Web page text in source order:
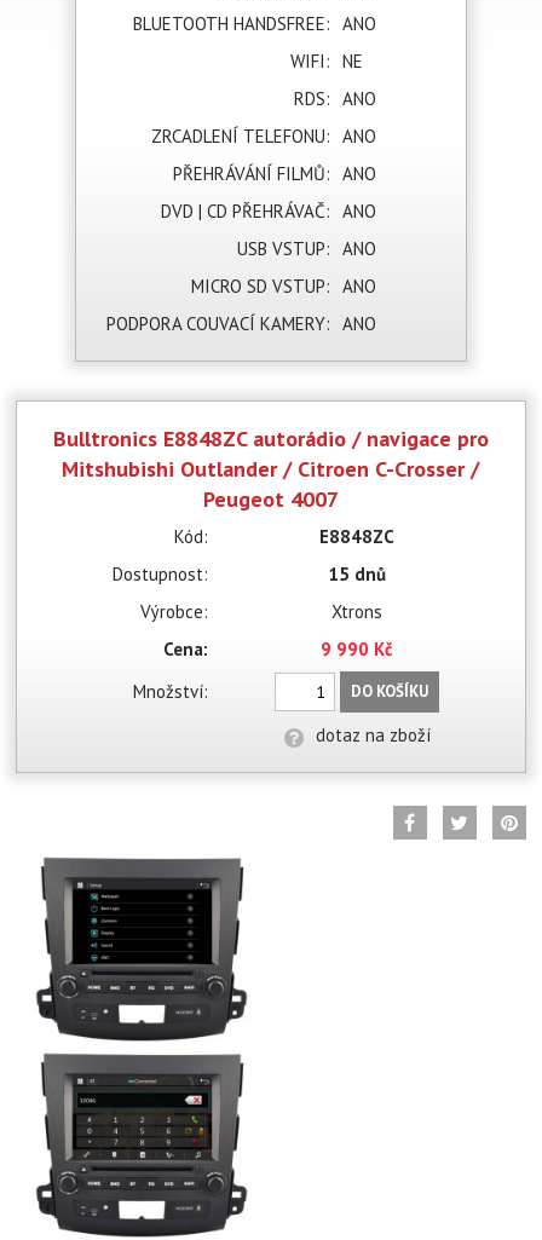
BLUETOOTH HANDSFREE: ANO
WIFI: NE
RDS: ANO
ZRCADLENÍ TELEFONU: ANO
PŘEHRÁVÁNÍ FILMŮ: ANO
DVD | CD PŘEHRÁVAČ: ANO
USB VSTUP: ANO
MICRO SD VSTUP: ANO
PODPORA COUVACÍ KAMERY: ANO
Bulltronics E8848ZC autorádio / navigace pro
Mitshubishi Outlander / Citroen C-Crosser /
Peugeot 4007
Kód:
E8848ZC
Dostupnost:
15 dnů
Výrobce:
Xtrons
Cena:
9 990 Kč
Množství:
DO KOŠÍKU
dotaz na zboží